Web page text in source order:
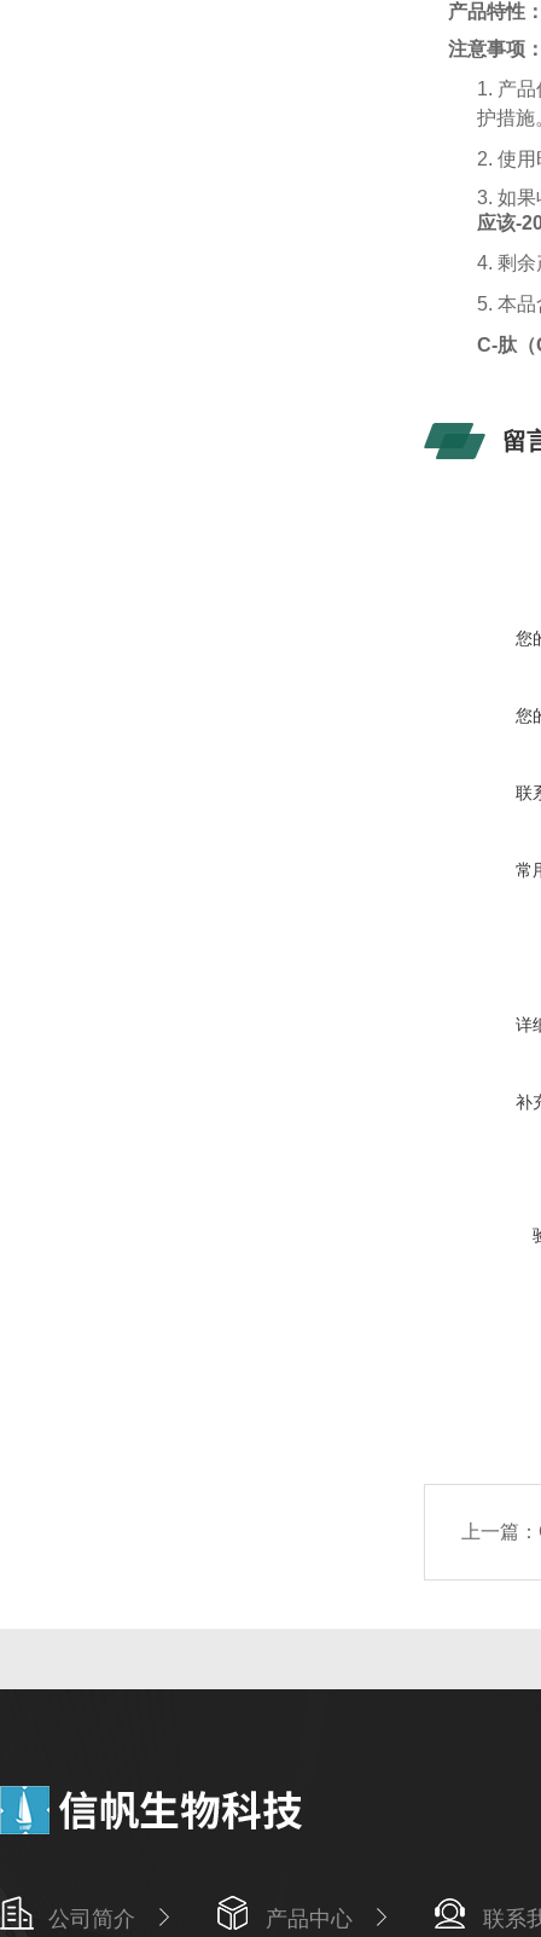
产品特性
注意事项
1. 产
护措施
2.使用
3.如果
应该-
4.剩余
5.本品
C-肽（
留
您
您
联
常
详
补
上一篇：
公司简介 产品中心 联系